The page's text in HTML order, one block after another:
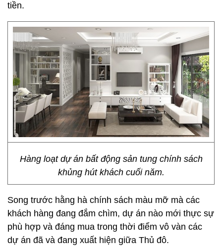
tiền.
Hàng loạt dự án bất động sản tung chính sách
khủng hút khách cuối năm.
Song trước hằng hà chính sách màu mỡ mà các
khách hàng đang đắm chìm, dự án nào mới thực sự
phù hợp và đáng mua trong thời điểm vô vàn các
dự án đã và đang xuất hiện giữa Thủ đô.